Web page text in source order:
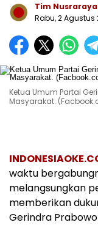
Tim Nusraraya
Rabu, 2 Agustus
Ketua Umum Partai
Masyarakat.
waktu
melangsungkan
memberikan
Gerindra